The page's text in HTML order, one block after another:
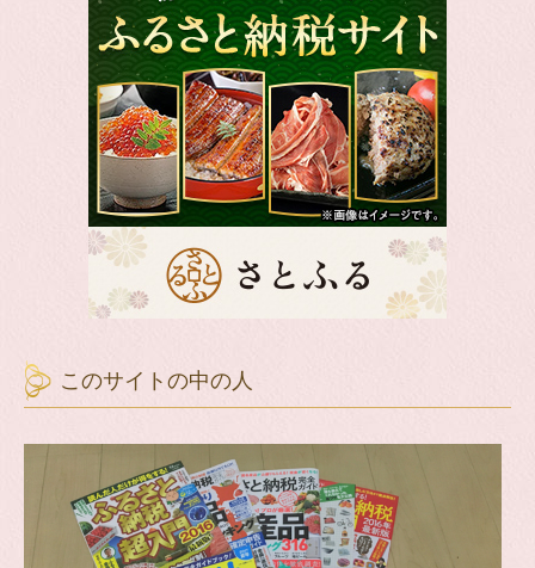
このサイトの中の人